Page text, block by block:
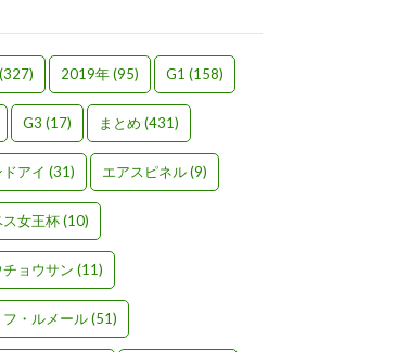
2019年(95) G1 (158)
G3 (17) まとめ (431)
アイ (31) エアスピネル(9)
女王杯(10)
ョウサン (11)
・ルメール(51)